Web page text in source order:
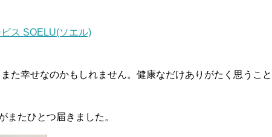
ス SOELU(ソエル)
た幸せなのかもしれません。健康なだけありがたく思うこと
またひとつ届きました。